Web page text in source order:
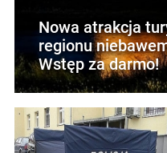
Nowa atrakcja
regionu
Wstęp za darmo!